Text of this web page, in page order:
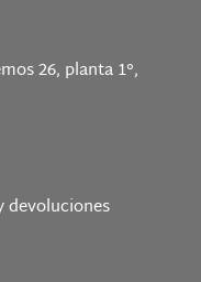
26, planta 1°,
devoluciones